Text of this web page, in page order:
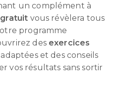
un complément à
gratuit vous révèlera tous
programme
des exercices
et des conseils
vos résultats sans sortir